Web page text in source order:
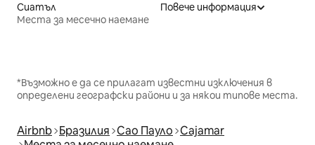
Сиатъл
Места за месечно наемане
Повече информация
*Възможно е да се прилагат известни изключения в
определени географски райони и за някои типове места.
Airbnb Бразилия Сао Пауло Cajamar